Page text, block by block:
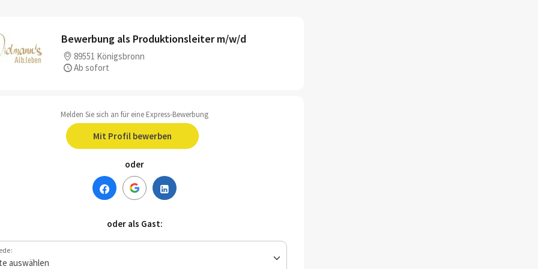
Bewerbung als Produktionsleiter m/w/d
89551 Königsbronn
Ab sofort
Melden Sie sich an für eine Express-Bewerbung
Mit Profil bewerben
oder
oder als Gast: